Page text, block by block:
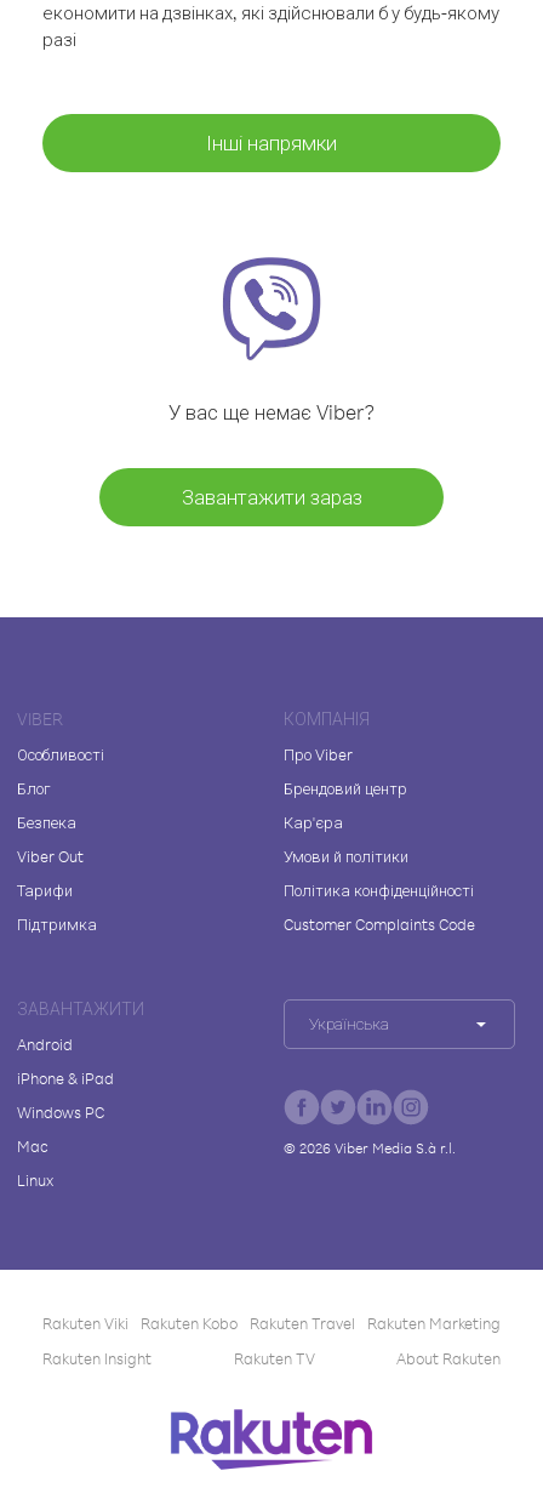
економити на дзвінках, які здійснювали б у будь-якому
разі
Інші напрямки
У вас ще немає Viber?
Завантажити зараз
VIBER
Особливості
Блог
Безпека
Viber Out
Тарифи
Підтримка
КОМПАНІЯ
Про Viber
Брендовий центр
Кар'єра
Умови й політики
Політика конфіденційності
Customer Complaints Code
ЗАВАНТАЖИТИ
Android
iPhone & iPad
Windows PC
Mac
Linux
Українська
© 2026Viber Media S.à r.l.
Rakuten Viki Rakuten Kobo Rakuten Travel
Rakuten Marketing
Rakuten Insight
Rakuten TV About Rakuten